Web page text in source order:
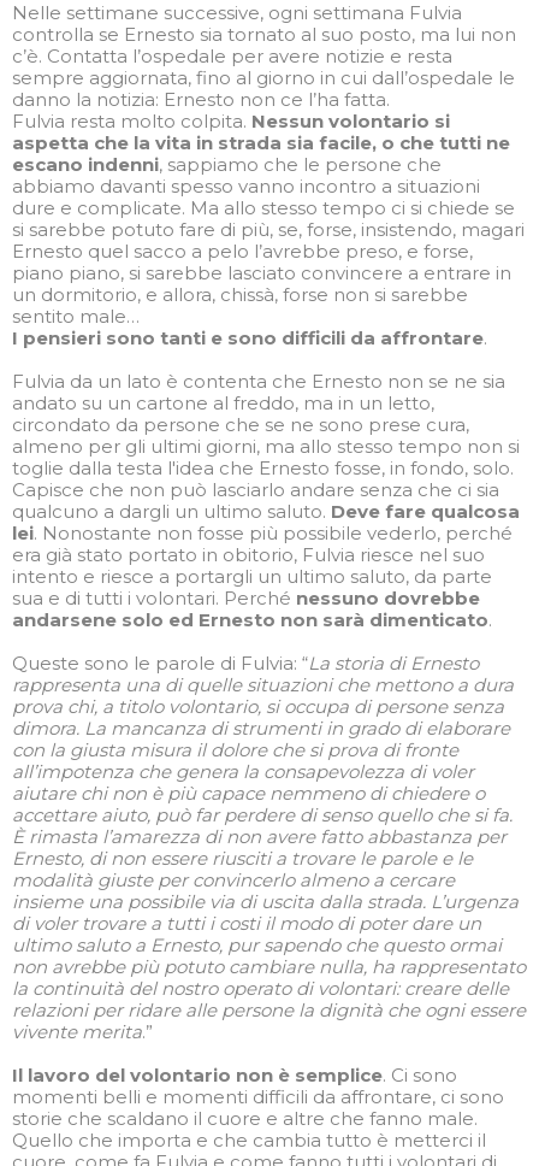
Nelle settimane successive, ogni settimana Fulvia
controlla se Ernesto sia tornato al suo posto, ma lui non
c’è. Contatta l’ospedale per avere notizie e resta
sempre aggiornata, fino al giorno in cui dall’ospedale le
danno la notizia: Ernesto non ce l’ha fatta.
Fulvia resta molto colpita. Nessun volontario si
aspetta che la vita in strada sia facile, o che tutti ne
escano indenni, sappiamo che le persone che
abbiamo davanti spesso vanno incontro a situazioni
dure e complicate. Ma allo stesso tempo ci si chiede se
si sarebbe potuto fare di più, se, forse, insistendo, magari
Ernesto quel sacco a pelo l’avrebbe preso, e forse,
piano piano, si sarebbe lasciato convincere a entrare in
un dormitorio, e allora, chissà, forse non si sarebbe
sentito male…
I pensieri sono tanti e sono difficili da affrontare.
Fulvia da un lato è contenta che Ernesto non se ne sia
andato su un cartone al freddo, ma in un letto,
circondato da persone che se ne sono prese cura,
almeno per gli ultimi giorni, ma allo stesso tempo non si
toglie dalla testa l'idea che Ernesto fosse, in fondo, solo.
Capisce che non può lasciarlo andare senza che ci sia
qualcuno a dargli un ultimo saluto. Deve fare qualcosa
lei. Nonostante non fosse più possibile vederlo, perché
era già stato portato in obitorio, Fulvia riesce nel suo
intento e riesce a portargli un ultimo saluto, da parte
sua e di tutti i volontari. Perché nessuno dovrebbe
andarsene solo ed Ernesto non sarà dimenticato.
Queste sono le parole di Fulvia: “La storia di Ernesto
rappresenta una di quelle situazioni che mettono a dura
prova chi, a titolo volontario, si occupa di persone senza
dimora. La mancanza di strumenti in grado di elaborare
con la giusta misura il dolore che si prova di fronte
all’impotenza che genera la consapevolezza di voler
aiutare chi non è più capace nemmeno di chiedere o
accettare aiuto, può far perdere di senso quello che si fa.
È rimasta l’amarezza di non avere fatto abbastanza per
Ernesto, di non essere riusciti a trovare le parole e le
modalità giuste per convincerlo almeno a cercare
insieme una possibile via di uscita dalla strada. L’urgenza
di voler trovare a tutti i costi il modo di poter dare un
ultimo saluto a Ernesto, pur sapendo che questo ormai
non avrebbe più potuto cambiare nulla, ha rappresentato
la continuità del nostro operato di volontari: creare delle
relazioni per ridare alle persone la dignità che ogni essere
vivente merita.”
Il lavoro del volontario non è semplice. Ci sono
momenti belli e momenti difficili da affrontare, ci sono
storie che scaldano il cuore e altre che fanno male.
Quello che importa e che cambia tutto è metterci il